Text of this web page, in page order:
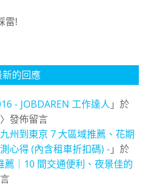
雷!
新的回應
- JOBDAREN 工作達人 」於
〉發佈留言
州到東京 7 大區域推薦、花期
心得 (內含租車折扣碼) - 」於
薦｜10 間交通便利、夜景佳的